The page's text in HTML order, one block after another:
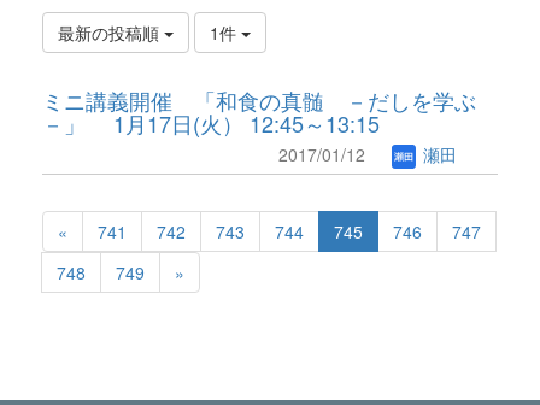
最新の投稿順 1件
ミニ講義開催 「和食の真髄 －だしを学ぶ
－」 1月17日(火） 12:45～13:15
2017/01/12 瀬田
« 741 742 743 744 745 746
747
748
749 »